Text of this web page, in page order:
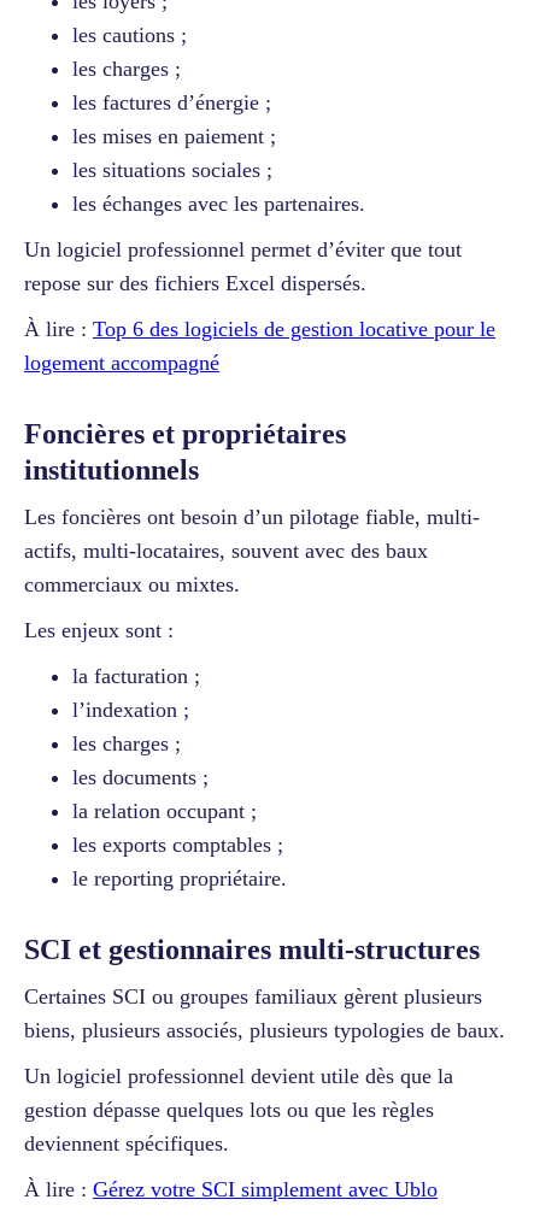
les cautions ;
les charges ;
les factures d’énergie ;
les mises en paiement ;
les situations sociales ;
les échanges avec les partenaires.
Un logiciel professionnel permet d’éviter que tout
repose sur des fichiers Excel dispersés.
À lire : Top 6 des logiciels de gestion locative pour le
logement accompagné
Foncières et propriétaires
institutionnels
Les foncières ont besoin d’un pilotage fiable, multi-
actifs, multi-locataires, souvent avec des baux
commerciaux ou mixtes.
Les enjeux sont :
la facturation ;
l’indexation ;
les charges ;
les documents ;
la relation occupant ;
les exports comptables ;
le reporting propriétaire.
SCI et gestionnaires multi-structures
Certaines SCI ou groupes familiaux gèrent plusieurs
biens, plusieurs associés, plusieurs typologies de baux.
Un logiciel professionnel devient utile dès que la
gestion dépasse quelques lots ou que les règles
deviennent spécifiques.
À lire : Gérez votre SCI simplement avec Ublo